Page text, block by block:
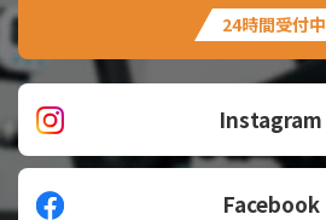
24時間受付中
Instagram
Facebook